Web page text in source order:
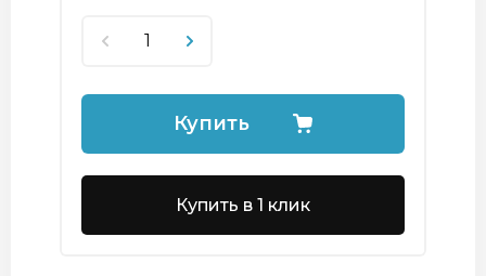
Купить
Купить в 1 клик